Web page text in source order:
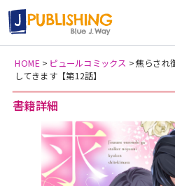
JA
レーベルから探す
HOME > ピュールコミックス >焦らされ
してきます【第12話】
書籍詳細